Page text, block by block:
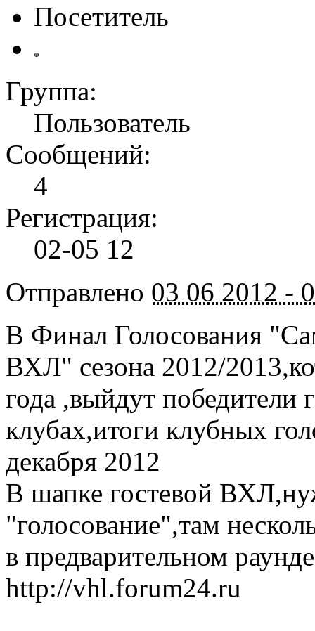
Посетитель
Группа:
Пользователь
Сообщений:
4
Регистрация:
02-05 12
Отправлено 03 06 2012 -
В Финал Голосования
ВХЛ" сезона 2012/
года ,выйдут победители
клубах,итоги клубных
декабря 2012
В шапке гостевой
"голосование",там
в предварительном
http://vhl.forum24.ru